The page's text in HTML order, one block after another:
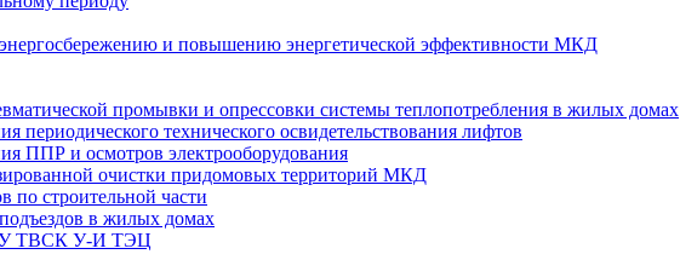
и повышению энергетической эффективности МКД
промывки и опрессовки системы теплопотребления в жилых домах
периодического технического освидетельствования лифтов
ППР и осмотров электрооборудования
очистки придомовых территорий МКД
по строительной части
в жилых домах
ТВСК У-И ТЭЦ